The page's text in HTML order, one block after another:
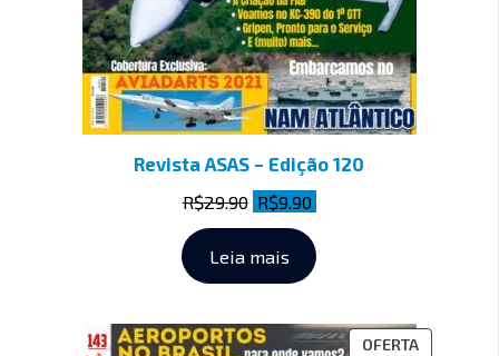
Revista ASAS – Edição 120
R$29.90 R$9.90
Leia mais
OFERTA